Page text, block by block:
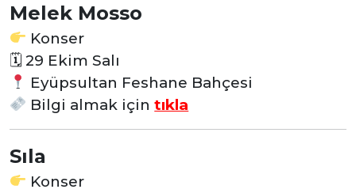
Melek Mosso
Konser
🗓 29 Ekim Salı
Eyüpsultan Feshane Bahçesi
Bilgi almak için tıkla
Sıla
Konser